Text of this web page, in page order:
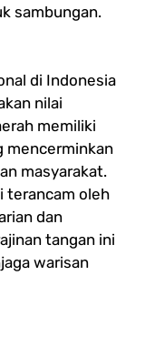
sambungan.
di Indonesia
nilai
memiliki
mencerminkan
masyarakat.
terancam oleh
dan
tangan ini
warisan